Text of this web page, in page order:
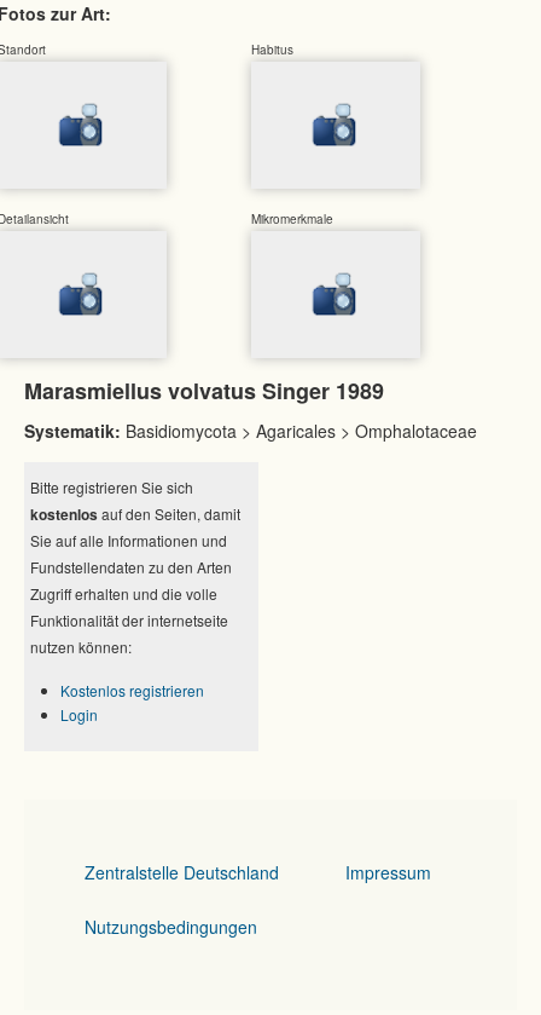
zur Art:
Habitus
Mikromerkmale
Marasmiellus volvatus Singer 1989
Systematik: Basidiomycota > Agaricales > Omphalotaceae
Bitte registrieren Sie sich
kostenlos auf den Seiten, damit
Sie auf alle Informationen und
Fundstellendaten zu den Arten
Zugriff erhalten und die volle
Funktionalität der internetseite
nutzen können:
Kostenlos registrieren
Login
Zentralstelle Deutschland Impressum
Nutzungsbedingungen